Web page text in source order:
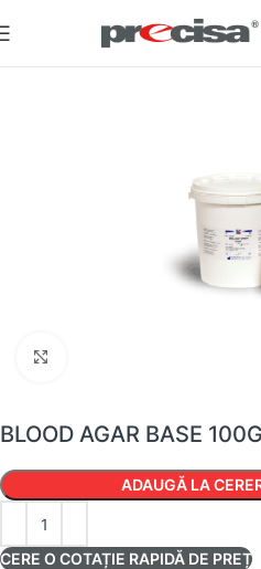
BLOOD AGAR BASE 100G
ADAUGĂ LA
CERE O COTAȚIE RAPIDĂ DE PREȚ